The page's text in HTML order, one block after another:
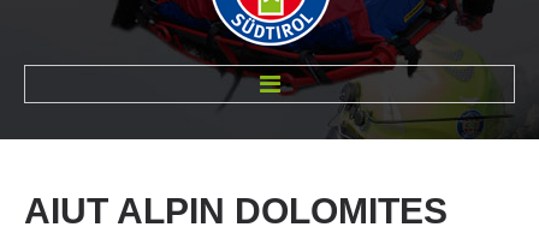
AIUT ALPIN DOLOMITES